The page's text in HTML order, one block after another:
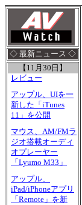
◇ 最新ニュース ◇
【11月30日】
レビュー
アップル、UIを一
新した「iTunes
11」を公開
マウス、AM/FMラ
ジオ搭載オーディ
オプレーヤー
「Lyumo M33」
アップル、
iPad/iPhoneアプリ
「Remote」を新